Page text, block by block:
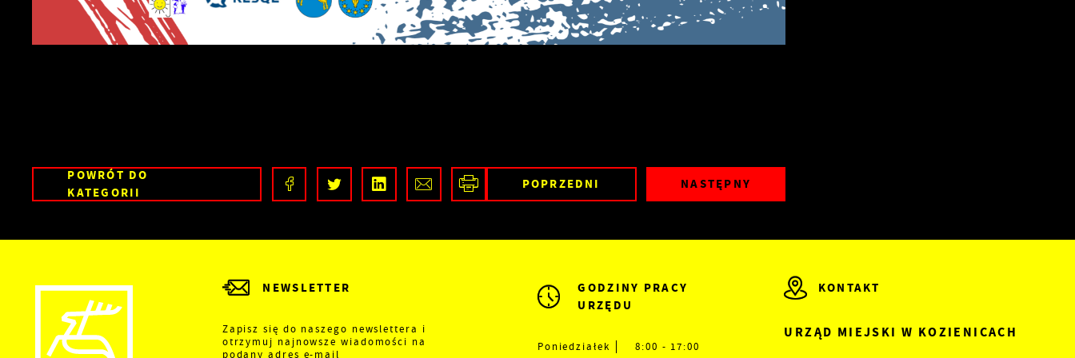
POWRÓT DO
KATEGORII
POPRZEDNI NASTĘPNY
NEWSLETTER
Zapisz się do naszego newslettera i
otrzymuj najnowsze wiadomości na
podany adres e-mail
GODZINY PRACY
URZĘDU
Poniedziałek 8:00 - 17:00
KONTAKT
URZĄD MIEJSKI W KOZIENICACH